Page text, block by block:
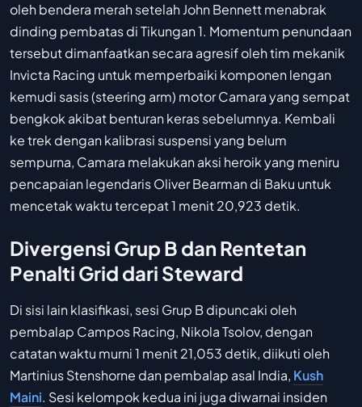
oleh bendera merah setelah John Bennett menabrak
dinding pembatas di Tikungan 1. Momentum penundaan
tersebut dimanfaatkan secara agresif oleh tim mekanik
Invicta Racing untuk memperbaiki komponen lengan
kemudi sasis (steering arm) motor Camara yang sempat
bengkok akibat benturan keras sebelumnya. Kembali
ke trek dengan kalibrasi suspensi yang belum
sempurna, Camara melakukan aksi heroik yang meniru
pencapaian legendaris Oliver Bearman di Baku untuk
mencetak waktu tercepat 1 menit 20,923 detik.
Divergensi Grup B dan Rentetan
Penalti Grid dari Steward
Di sisi lain klasifikasi, sesi Grup B dipuncaki oleh
pembalap Campos Racing, Nikola Tsolov, dengan
catatan waktu murni 1 menit 21,053 detik, diikuti oleh
Martinius Stenshorne dan pembalap asal India, Kush
Maini. Sesi kelompok kedua ini juga diwarnai insiden